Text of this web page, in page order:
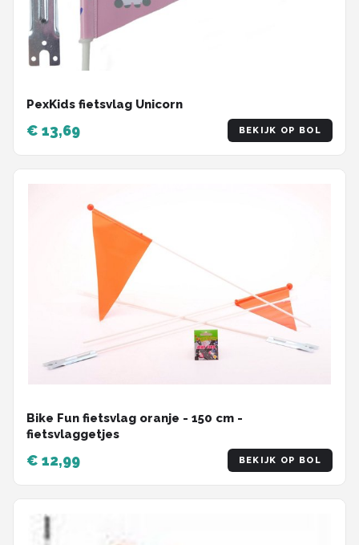
PexKids fietsvlag Unicorn
€ 13,69 BEKIJK OP BOL
Bike Fun fietsvlag oranje - 150 cm -
fietsvlaggetjes
€ 12,99 BEKIJK OP BOL